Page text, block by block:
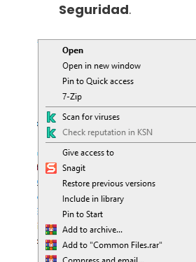
Seguridad.